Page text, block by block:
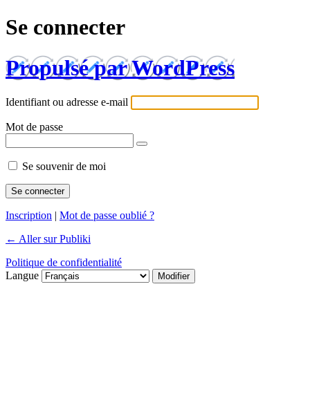
Se connecter
Propulsé par WordPress
Identifiant ou adresse e-mail
Mot de passe
Se souvenir de moi
Inscription | Mot de passe oublié ?
← Aller sur Publiki
Politique de confidentialité
Langue